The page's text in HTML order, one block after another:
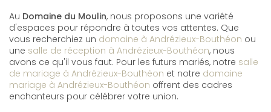
Au Domaine du Moulin, nous proposons une variété
d'espaces pour répondre à toutes vos attentes. Que
vous recherchiez un domaine à Andrézieux-Bouthéon ou
une salle de réception à Andrézieux-Bouthéon, nous
avons ce qu'il vous faut. Pour les futurs mariés, notre salle
de mariage à Andrézieux-Bouthéon et notre domaine
mariage à Andrézieux-Bouthéon offrent des cadres
enchanteurs pour célébrer votre union.